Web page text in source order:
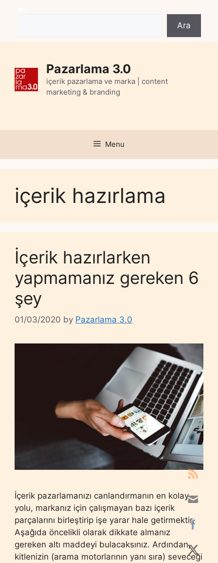
Ara
Pazarlama 3.0
içerik pazarlama ve marka | content
marketing & branding
Menu
içerik hazırlama
İçerik hazırlarken
yapmamanız gereken 6
şey
01/03/2020 by Pazarlama 3.0
İçerik pazarlamanızı canlandırmanın en kolay
yolu, markanız için çalışmayan bazı içerik
parçalarını birleştirip işe yarar hale getirmektir.
Aşağıda öncelikli olarak dikkate almanız
gereken altı maddeyi bulacaksınız. Ardından,
kitlenizin (arama motorlarının yanı sıra) seveceği